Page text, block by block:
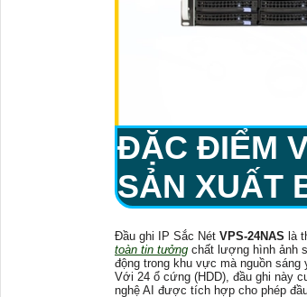
ĐẶC ĐIỂM
SẢN XUẤT
Đầu ghi IP Sắc Nét VPS-24NAS là
toàn tin tưởng chất lượng hình ảnh
động trong khu vực mà nguồn sáng
Với 24 ổ cứng (HDD), đầu ghi này
nghệ AI được tích hợp cho phép